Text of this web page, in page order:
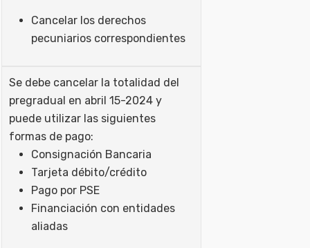
Cancelar los derechos
pecuniarios correspondientes
Se debe cancelar la totalidad del
pregradual en abril 15-2024 y
puede utilizar las siguientes
formas de pago:
Consignación Bancaria
Tarjeta débito/crédito
Pago por PSE
Financiación con entidades
aliadas